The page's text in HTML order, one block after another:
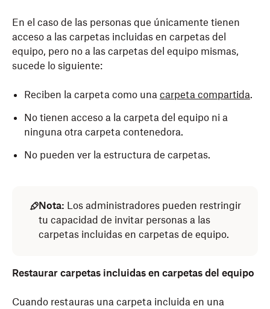
En el caso de las personas que únicamente tienen
acceso a las carpetas incluidas en carpetas del
equipo, pero no a las carpetas del equipo mismas,
sucede lo siguiente:
Reciben la carpeta como una carpeta compartida.
No tienen acceso a la carpeta del equipo ni a
ninguna otra carpeta contenedora.
No pueden ver la estructura de carpetas.
Nota: Los administradores pueden restringir
tu capacidad de invitar personas a las
carpetas incluidas en carpetas de equipo.
Restaurar carpetas incluidas en carpetas del equipo
Cuando restauras una carpeta incluida en una